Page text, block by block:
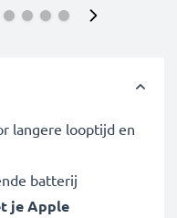
langere looptijd en
batterij
jeApple